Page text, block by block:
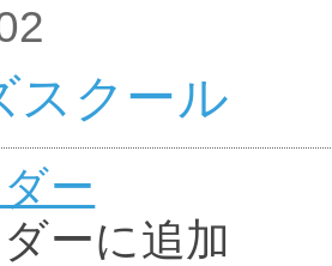
スクール
ー
ーに追加